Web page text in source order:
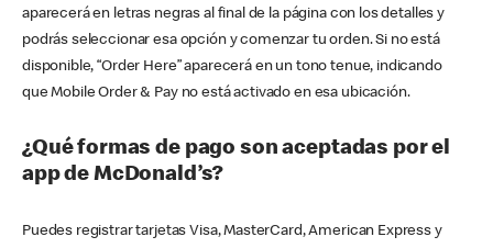
aparecerá en letras negras al final de la página con los detalles y
podrás seleccionar esa opción y comenzar tu orden. Si no está
disponible, “Order Here” aparecerá en un tono tenue, indicando
que Mobile Order & Pay no está activado en esa ubicación.
¿Qué formas de pago son aceptadas por el
app de McDonald’s?
Puedes registrar tarjetas Visa, MasterCard, American Express y